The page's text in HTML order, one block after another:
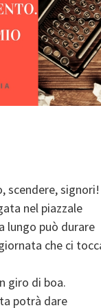
scendere, signori!
nel piazzale
lungo può durare
che ci
giro di boa.
potrà dare